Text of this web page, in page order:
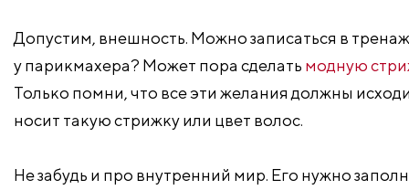
Допустим, внешность. Можно записаться в
у парикмахера? Может пора сделать модную
Только помни, что все эти желания должны
носит такую стрижку или цвет волос.
Не забудь и про внутренний мир. Его нужно